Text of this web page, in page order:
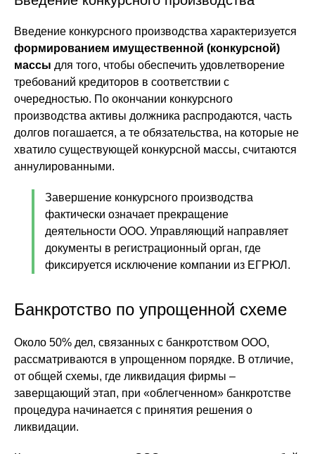
Введение конкурсного производства характеризуется
формированием имущественной (конкурсной)
массы для того, чтобы обеспечить удовлетворение
требований кредиторов в соответствии с
очередностью. По окончании конкурсного
производства активы должника распродаются, часть
долгов погашается, а те обязательства, на которые не
хватило существующей конкурсной массы, считаются
аннулированными.
Завершение конкурсного производства
фактически означает прекращение
деятельности ООО. Управляющий направляет
документы в регистрационный орган, где
фиксируется исключение компании из ЕГРЮЛ.
Банкротство по упрощенной схеме
Около 50% дел, связанных с банкротством ООО,
рассматриваются в упрощенном порядке. В отличие,
от общей схемы, где ликвидация фирмы –
заверщающий этап, при «облегченном» банкротстве
процедура начинается с принятия решения о
ликвидации.